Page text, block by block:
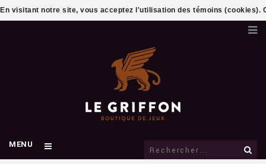
MENU
En visitant notre site, vous acceptez l'utilisation des témoins